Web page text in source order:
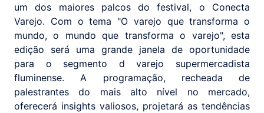
um dos maiores palcos do festival, o Conecta
Varejo. Com o tema "O varejo que transforma o
mundo, o mundo que transforma o varejo", esta
edição será uma grande janela de oportunidade
para o segmento d varejo supermercadista
fluminense. A programação, recheada de
palestrantes do mais alto nível no mercado,
oferecerá insights valiosos, projetará as tendências